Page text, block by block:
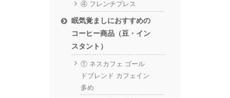
④ フレンチプレス
眠気覚ましにおすすめの
コーヒー商品（豆・イン
スタント）
① ネスカフェ ゴール
ドブレンド カフェイン
多め